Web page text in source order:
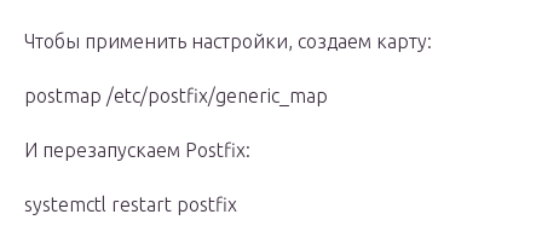
Чтобы применить настройки, создаем карту:
postmap /etc/postfix/generic_map
И перезапускаем Postfix:
systemctl restart postfix